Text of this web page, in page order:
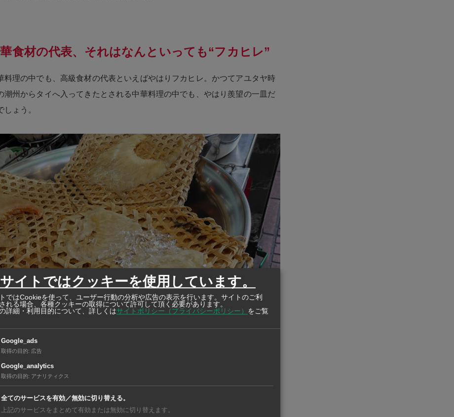
食材の代表、それはなんといっても“フカヒレ”
料理の中でも、高級食材の代表といえばやはりフカヒレ。かつてアユタヤ時
潮州からタイへ入ってきたとされる中華料理の中でも、やはり羨望の一皿だ
しょう。
、干しアワビ、ツバメの巣と並ぶ、中華三大高級食材のひとつ。希少部位を
らも珍重されている食材です。およそ400種類いると言われるサメですが、
使われるサメは限られています。まず、最高級とされているのが絶滅危惧種
ザメ。また、日本で漁獲されるヨシキリザメやモウカザメ、そしてアオザメ
材となっています。
イトではクッキーを使用しています。
ではCookieを使って、ユーザー行動の分析や広告の表示を行います。サイトのご利
れる場合、各種クッキーの取得について許可して頂く必要があります。
詳細・利用目的について、詳しくはサイトポリシー（プライバシーポリシー） をご覧
Google_ads
取得の目的: 広告
Google_analytics
取得の目的: アナリティクス
全てのサービスを有効／無効に切り替える。
上記のサービスをまとめて有効または無効に切り替えます。